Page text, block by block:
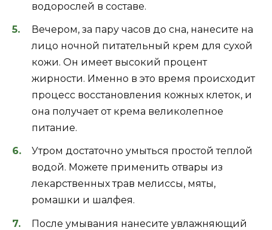
водорослей в составе.
Вечером, за пару часов до сна, нанесите на
лицо ночной питательный крем для сухой
кожи. Он имеет высокий процент
жирности. Именно в это время происходит
процесс восстановления кожных клеток, и
она получает от крема великолепное
питание.
Утром достаточно умыться простой теплой
водой. Можете применить отвары из
лекарственных трав мелиссы, мяты,
ромашки и шалфея.
После умывания нанесите увлажняющий